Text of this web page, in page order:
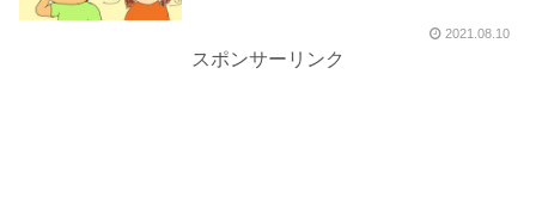
2021.08.10
スポンサーリンク